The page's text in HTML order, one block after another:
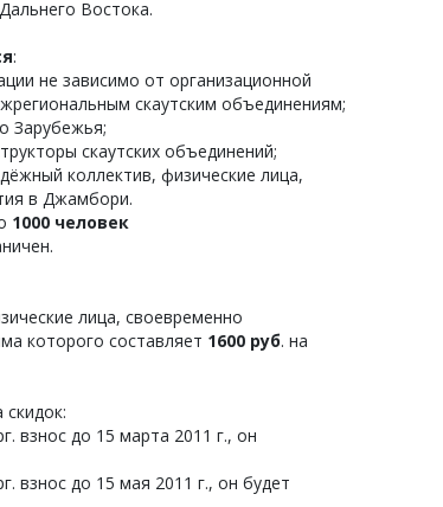
Востока.
:
не зависимо от организационной
скаутским объединениям;
Зарубежья;
скаутских объединений;
коллектив, физические лица,
в Джамбори.
1000 человек
лица, своевременно
которого составляет 1600 руб. на
взнос до 15 марта 2011 г., он
взнос до 15 мая 2011 г., он будет